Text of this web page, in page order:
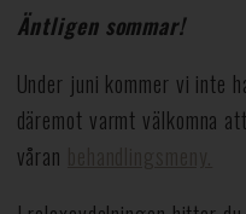
Äntligen sommar!
Under juni kommer vi inte
däremot varmt välkomna
våran